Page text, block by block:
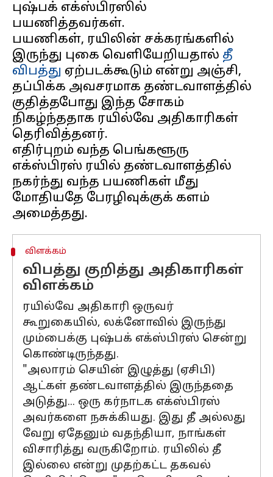
புஷ்பக் எக்ஸ்பிரஸில்
பயணித்தவர்கள்.
பயணிகள், ரயிலின் சக்கரங்களில்
இருந்து புகை வெளியேறியதால் தீ
விபத்து ஏற்படக்கூடும் என்று அஞ்சி,
தப்பிக்க அவசரமாக தண்டவாளத்தில்
குதித்தபோது இந்த சோகம்
நிகழ்ந்ததாக ரயில்வே அதிகாரிகள்
தெரிவித்தனர்.
எதிர்புறம் வந்த பெங்களூரு
எக்ஸ்பிரஸ் ரயில் தண்டவாளத்தில்
நகர்ந்து வந்த பயணிகள் மீது
மோதியதே பேரழிவுக்குக் களம்
விளக்கம்
விபத்து குறித்து அதிகாரிகள்
விளக்கம்
ரயில்வே அதிகாரி ஒருவர்
கூறுகையில், லக்னோவில் இருந்து
மும்பைக்கு புஷ்பக் எக்ஸ்பிரஸ் சென்று
கொண்டிருந்தது.
"அலாரம் செயின் இழுத்து (ஏசிபி)
ஆட்கள் தண்டவாளத்தில் இருந்ததை
அடுத்து... ஒரு கர்நாடக எக்ஸ்பிரஸ்
அவர்களை நசுக்கியது. இது தீ அல்லது
வேறு ஏதேனும் வதந்தியா, நாங்கள்
விசாரித்து வருகிறோம். ரயிலில் தீ
இல்லை என்று முதற்கட்ட தகவல்